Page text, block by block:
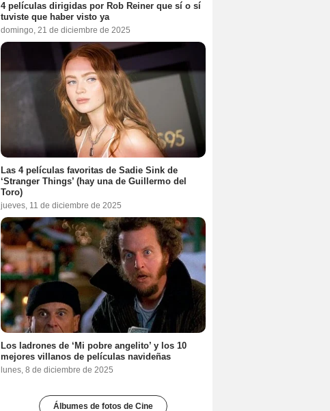
4 películas dirigidas por Rob Reiner que sí o sí
tuviste que haber visto ya
domingo, 21 de diciembre de 2025
Las 4 películas favoritas de Sadie Sink de
‘Stranger Things’ (hay una de Guillermo del
Toro)
jueves, 11 de diciembre de 2025
Los ladrones de ‘Mi pobre angelito’ y los 10
mejores villanos de películas navideñas
lunes, 8 de diciembre de 2025
Álbumes de fotos de Cine